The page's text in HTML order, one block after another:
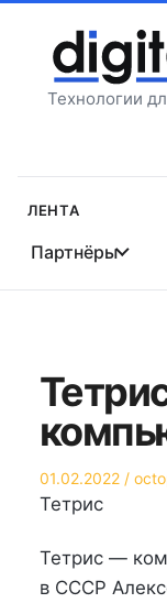
содержимому
Технологии
Лента
Партнёры
Опубликовано
на
01.02.2022
Тетрис
Тетрис —
в СССР